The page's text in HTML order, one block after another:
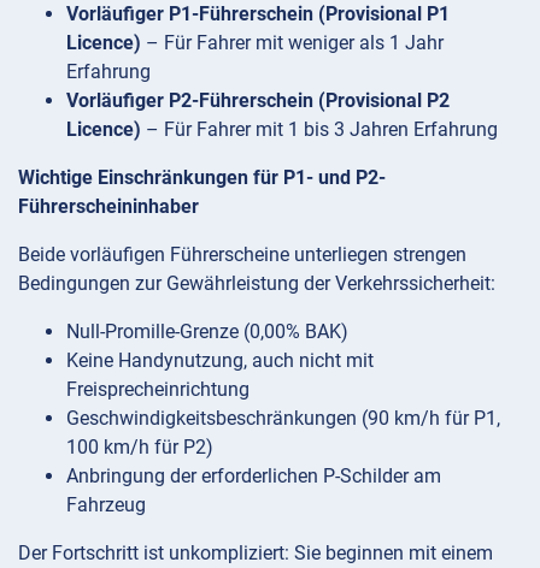
Vorläufiger P1-Führerschein (Provisional P1
Licence) – Für Fahrer mit weniger als 1 Jahr
Erfahrung
Vorläufiger P2-Führerschein (Provisional P2
Licence) – Für Fahrer mit 1 bis 3 Jahren Erfahrung
Wichtige Einschränkungen für P1- und P2-
Führerscheininhaber
Beide vorläufigen Führerscheine unterliegen strengen
Bedingungen zur Gewährleistung der Verkehrssicherheit:
Null-Promille-Grenze (0,00% BAK)
Keine Handynutzung, auch nicht mit
Freisprecheinrichtung
Geschwindigkeitsbeschränkungen (90 km/h für P1,
100 km/h für P2)
Anbringung der erforderlichen P-Schilder am
Fahrzeug
Der Fortschritt ist unkompliziert: Sie beginnen mit einem